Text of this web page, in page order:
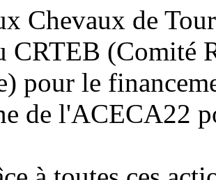
Chevaux de
CRTEB (Comité
pour le
de l'ACECA22